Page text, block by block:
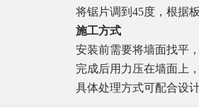
将锯片调到 45度，根据
施工方式
安装前需要将墙面找平
完成后用力压在墙面上
具体处理方式可配合设